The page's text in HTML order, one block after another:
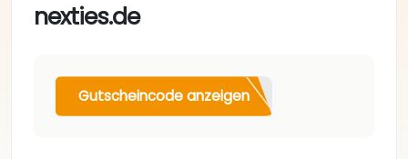
nexties.de
Gutscheincode anzeigen